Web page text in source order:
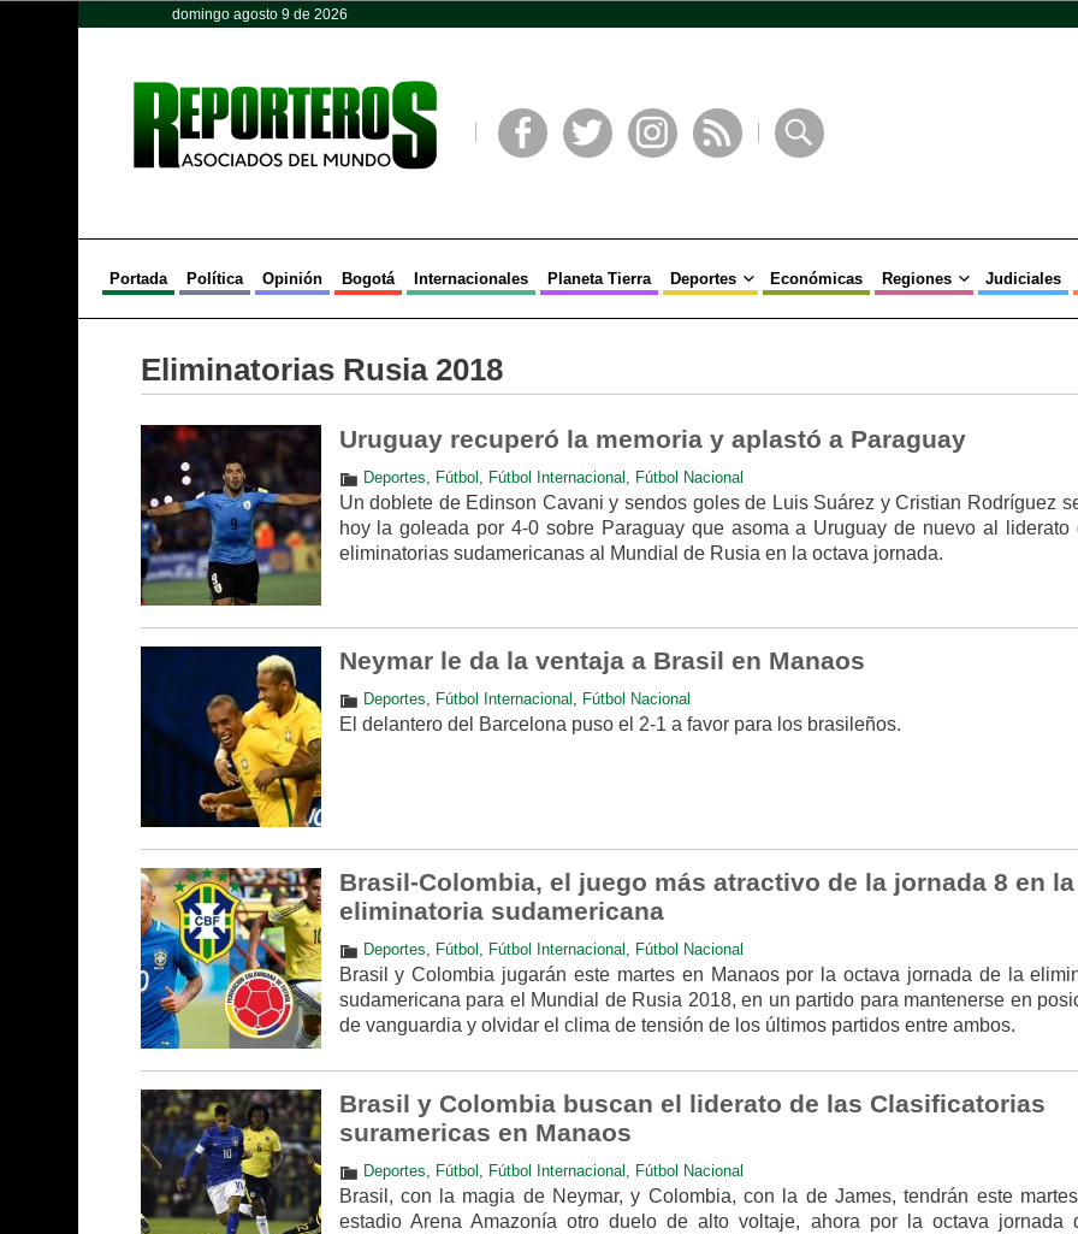
domingo agosto 9 de 2026
Portada Política Opinión Bogotá Internacionales Planeta Tierra Deportes Económicas Regiones Judiciales
Eliminatorias Rusia 2018
Uruguay recuperó la memoria y aplastó a Paraguay
Deportes, Fútbol , Fútbol Internacional , Fútbol Nacional
Un doblete de Edinson Cavani y sendos goles de Luis Suárez y Cristian Rodríguez
hoy la goleada por 4-0 sobre Paraguay que asoma a Uruguay de nuevo al liderato
eliminatorias sudamericanas al Mundial de Rusia en la octava jornada.
Neymar le da la ventaja a Brasil en Manaos
Deportes, Fútbol Internacional , Fútbol Nacional
El delantero del Barcelona puso el 2-1 a favor para los brasileños.
Brasil-Colombia, el juego más atractivo de la jornada 8 en la
eliminatoria sudamericana
Deportes, Fútbol , Fútbol Internacional , Fútbol Nacional
Brasil y Colombia jugarán este martes en Manaos por la octava jornada de la
sudamericana para el Mundial de Rusia 2018, en un partido para mantenerse en
de vanguardia y olvidar el clima de tensión de los últimos partidos entre ambos.
Brasil y Colombia buscan el liderato de las Clasificatorias
suramericas en Manaos
Deportes, Fútbol , Fútbol Internacional , Fútbol Nacional
Brasil, con la magia de Neymar, y Colombia, con la de James, tendrán este
estadio Arena Amazonía otro duelo de alto voltaje, ahora por la octava jornada
Opinión Política